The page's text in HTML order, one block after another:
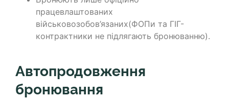
працевлаштованих
військовозобов’язаних(ФОПи та ГІГ-
контрактники не підлягають бронюванню).
Автопродовження
бронювання